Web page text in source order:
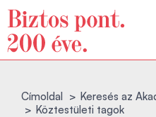
Címoldal
Keresés az
Köztestületi tagok